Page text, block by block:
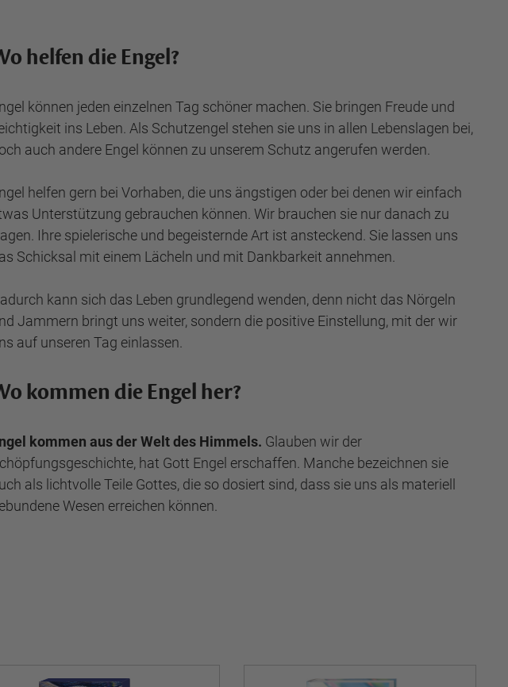
helfen die Engel?
können jeden einzelnen Tag schöner machen. Sie bringen Freude und
ins Leben. Als Schutzengel stehen sie uns in allen Lebenslagen bei,
auch andere Engel können zu unserem Schutz angerufen werden.
helfen gern bei Vorhaben, die uns ängstigen oder bei denen wir einfach
Unterstützung gebrauchen können. Wir brauchen sie nur danach zu
Ihre spielerische und begeisternde Art ist ansteckend. Sie lassen uns
Schicksal mit einem Lächeln und mit Dankbarkeit annehmen.
kann sich das Leben grundlegend wenden, denn nicht das Nörgeln
Jammern bringt uns weiter, sondern die positive Einstellung, mit der wir
auf unseren Tag einlassen.
kommen die Engel her?
kommen aus der Welt des Himmels. Glauben wir der
hat Gott Engel erschaffen. Manche bezeichnen sie
als lichtvolle Teile Gottes, die so dosiert sind, dass sie uns als materiell
Wesen erreichen können.